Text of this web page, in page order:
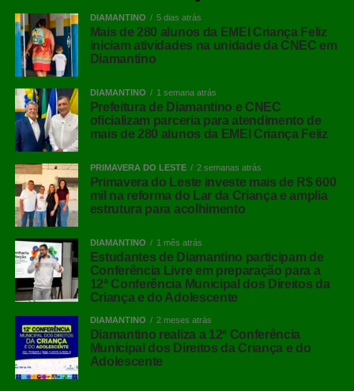
DIAMANTINO 5 dias atrás
Mais de 280 alunos da EMEI Criança Feliz
iniciam atividades na unidade da CNEC em
Diamantino
DIAMANTINO 1 semana atrás
Prefeitura de Diamantino e CNEC
oficializam parceria para atendimento de
mais de 280 alunos da EMEI Criança Feliz
PRIMAVERA DO LESTE 2 semanas atrás
Primavera do Leste investe mais de R$ 600
mil na reforma do Lar da Criança e amplia
estrutura para acolhimento
DIAMANTINO 1 mês atrás
Estudantes de Diamantino participam de
Conferência Livre em preparação para a
12ª Conferência Municipal dos Direitos da
Criança e do Adolescente
DIAMANTINO 2 meses atrás
Diamantino realiza a 12ª Conferência
Municipal dos Direitos da Criança e do
Adolescente